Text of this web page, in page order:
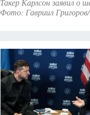
Такер Карлсон заявил
Фото: Гавриил